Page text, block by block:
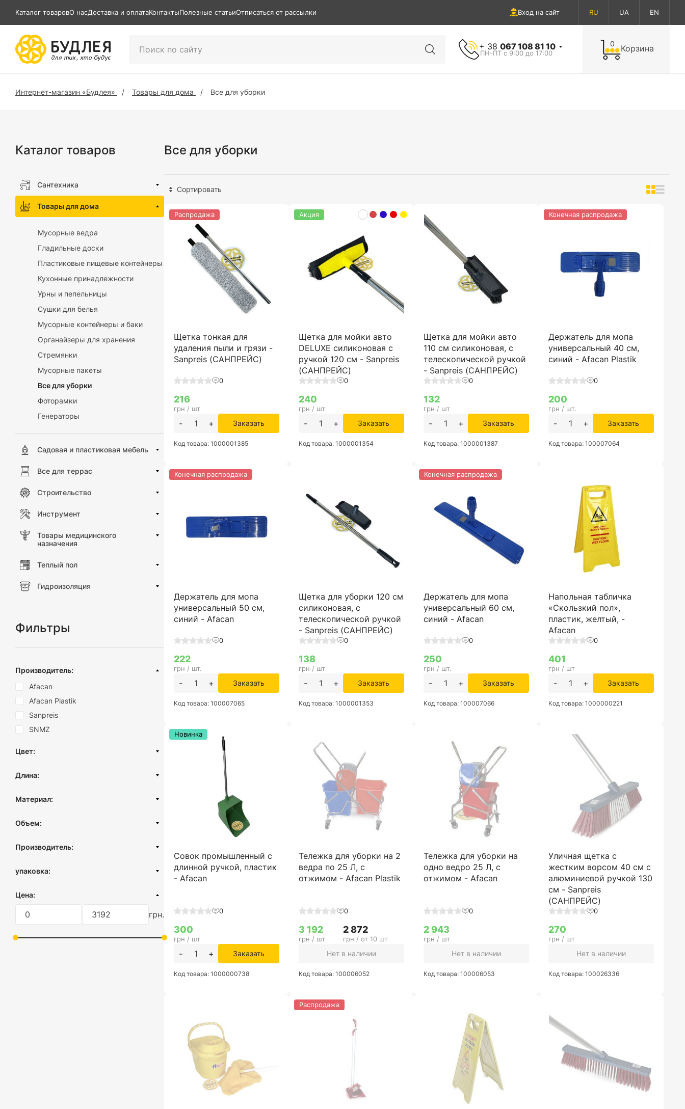
Каталог товаровО насДоставка и оплатаКонтактыПолезные статьиОтписаться от рассылки Вход на сайт RU UA EN
+ 38 067 108 81 10
ПН-ПТ с 9:00 до 17:00
0 Корзина
Интернет-магазин «Будлея» Товары для дома Все для уборки
Каталог товаров
Сантехника
Товары для дома
Мусорные ведра
Гладильные доски
Пластиковые пищевые контейнеры
Кухонные принадлежности
Урны и пепельницы
Сушки для белья
Мусорные контейнеры и баки
Органайзеры для хранения
Стремянки
Мусорные пакеты
Все для уборки
Фоторамки
Генераторы
Садовая и пластиковая мебель
Все для террас
Строительство
Инструмент
Товары медицинского
назначения
Теплый пол
Гидроизоляция
Фильтры
Производитель:
Afacan
Afacan Plastik
Sanpreis
SNMZ
Цвет:
Черный
Серый
Синий
Голубой
Светло-салатовый
Длина:
Материал:
Силикон
Объем:
Производитель:
упаковка:
Цена:
грн.
Все для уборки
Сортировать
Щетка тонкая для
удаления пыли и грязи -
Sanpreis (САНПРЕЙС)
0
Распродажа
216
грн / шт
- + Заказать
Код товара: 1000001385
Щетка для мойки авто
DELUXE силиконовая с
ручкой 120 см - Sanpreis
(САНПРЕЙС)
0
Акция
240
грн / шт
- + Заказать
Код товара: 1000001354
Щетка для мойки авто
110 см силиконовая, с
телескопической ручкой
- Sanpreis (САНПРЕЙС)
0
132
грн / шт
- + Заказать
Код товара: 1000001387
Держатель для мопа
универсальный 40 см,
синий - Afacan Plastik
0
Конечная распродажа
200
грн / шт.
- + Заказать
Код товара: 100007064
Держатель для мопа
универсальный 50 см,
синий - Afacan
0
Конечная распродажа
222
грн / шт.
- + Заказать
Код товара: 100007065
Щетка для уборки 120 см
силиконовая, с
телескопической ручкой
- Sanpreis (САНПРЕЙС)
0
138
грн / шт
- + Заказать
Код товара: 1000001353
Держатель для мопа
универсальный 60 см,
синий - Afacan
0
Конечная распродажа
250
грн / шт.
- + Заказать
Код товара: 100007066
Напольная табличка
«Скользкий пол»,
пластик, желтый, -
Afacan
0
401
грн / шт
- + Заказать
Код товара: 1000000221
Совок промышленный с
длинной ручкой, пластик
- Afacan
0
Новинка
300
грн / шт
- + Заказать
Код товара: 1000000738
Тележка для уборки на 2
ведра по 25 Л, с
отжимом - Afacan Plastik
0
3 192
грн / шт
2 872
грн / от 10 шт
Нет в наличии
Код товара: 100006052
Тележка для уборки на
одно ведро 25 Л, с
отжимом - Afacan
0
2 943
грн / шт
Нет в наличии
Код товара: 100006053
Уличная щетка с
жестким ворсом 40 см с
алюминиевой ручкой 130
см - Sanpreis
(САНПРЕЙС)
0
270
грн / шт
Нет в наличии
Код товара: 100026336
Распродажа